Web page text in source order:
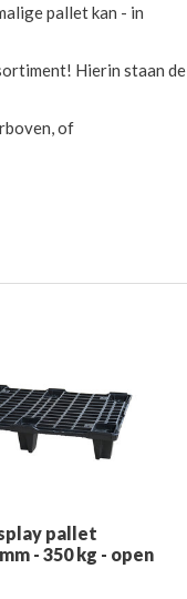
pallet kan - in
Hierin staan de
of
pallet
- 350 kg - open